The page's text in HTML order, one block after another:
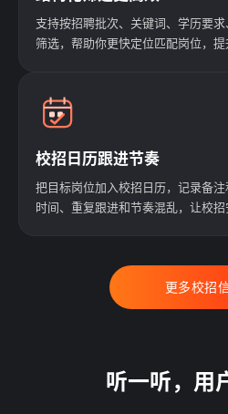
支持按招聘批次、关键词、学历要
筛选，帮助你更快定位匹配岗位，提
校招日历跟进节奏
把目标岗位加入校招日历，记录备
时间、重复跟进和节奏混乱，让校招
更多校招
听一听，用